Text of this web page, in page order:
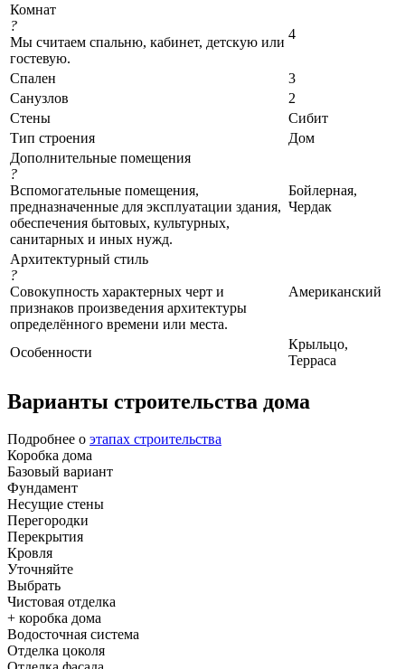
Комнат
?
Мы считаем спальню, кабинет, детскую или
гостевую.
4
Спален
3
Санузлов
2
Стены
Сибит
Тип строения
Дом
Дополнительные помещения
?
Вспомогательные помещения,
предназначенные для эксплуатации здания,
обеспечения бытовых, культурных,
санитарных и иных нужд.
Бойлерная,
Чердак
Архитектурный стиль
?
Совокупность характерных черт и
признаков произведения архитектуры
определённого времени или места.
Американский
Особенности
Крыльцо,
Терраса
Варианты строительства дома
Подробнее о этапах строительства
Коробка дома
Базовый вариант
Фундамент
Несущие стены
Перегородки
Перекрытия
Кровля
Уточняйте
Выбрать
Чистовая отделка
+ коробка дома
Водосточная система
Отделка цоколя